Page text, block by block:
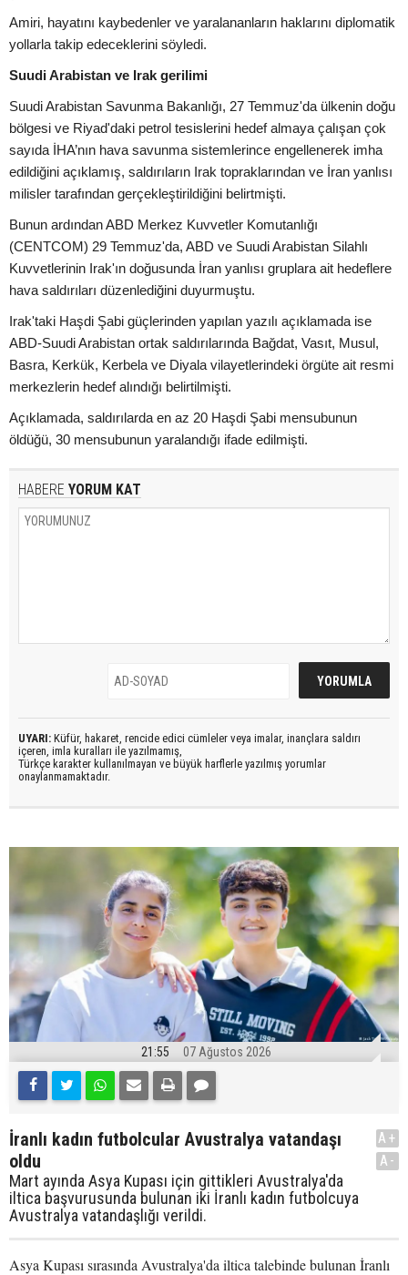
Amiri, hayatını kaybedenler ve yaralananların haklarını diplomatik
yollarla takip edeceklerini söyledi.
Suudi Arabistan ve Irak gerilimi
Suudi Arabistan Savunma Bakanlığı, 27 Temmuz'da ülkenin doğu
bölgesi ve Riyad'daki petrol tesislerini hedef almaya çalışan çok
sayıda İHA’nın hava savunma sistemlerince engellenerek imha
edildiğini açıklamış, saldırıların Irak topraklarından ve İran yanlısı
milisler tarafından gerçekleştirildiğini belirtmişti.
Bunun ardından ABD Merkez Kuvvetler Komutanlığı
(CENTCOM) 29 Temmuz'da, ABD ve Suudi Arabistan Silahlı
Kuvvetlerinin Irak'ın doğusunda İran yanlısı gruplara ait hedeflere
hava saldırıları düzenlediğini duyurmuştu.
Irak'taki Haşdi Şabi güçlerinden yapılan yazılı açıklamada ise
ABD-Suudi Arabistan ortak saldırılarında Bağdat, Vasıt, Musul,
Basra, Kerkük, Kerbela ve Diyala vilayetlerindeki örgüte ait resmi
merkezlerin hedef alındığı belirtilmişti.
Açıklamada, saldırılarda en az 20 Haşdi Şabi mensubunun
öldüğü, 30 mensubunun yaralandığı ifade edilmişti.
HABERE YORUM KAT
UYARI: Küfür, hakaret, rencide edici cümleler veya imalar, inançlara saldırı
içeren, imla kuralları ile yazılmamış,
Türkçe karakter kullanılmayan ve büyük harflerle yazılmış yorumlar
onaylanmamaktadır.
21:55 07 Ağustos 2026
İranlı kadın futbolcular Avustralya vatandaşı
oldu
Mart ayında Asya Kupası için gittikleri Avustralya'da
iltica başvurusunda bulunan iki İranlı kadın futbolcuya
Avustralya vatandaşlığı verildi.
A+
A-
Asya Kupası sırasında Avustralya'da iltica talebinde bulunan İranlı